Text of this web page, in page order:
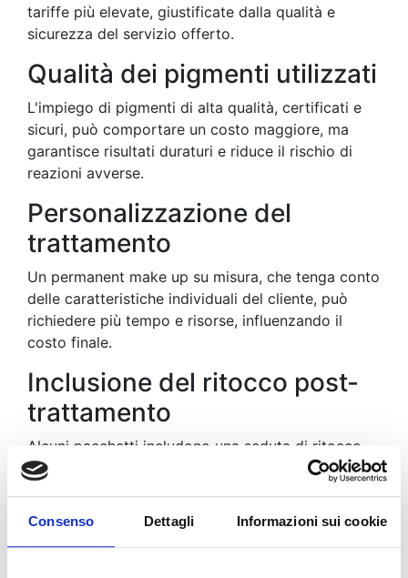
Consenso Dettagli Informazioni sui cookie
tariffe più elevate, giustificate dalla qualità e
sicurezza del servizio offerto.
Qualità dei pigmenti utilizzati
L'impiego di pigmenti di alta qualità, certificati e
sicuri, può comportare un costo maggiore, ma
garantisce risultati duraturi e riduce il rischio di
reazioni avverse.
Personalizzazione del
trattamento
Un permanent make up su misura, che tenga conto
delle caratteristiche individuali del cliente, può
richiedere più tempo e risorse, influenzando il
costo finale.
Inclusione del ritocco post-
trattamento
Alcuni pacchetti includono una seduta di ritocco
per perfezionare il risultato, mentre altri la